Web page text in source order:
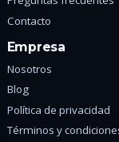
Contacto
Empresa
Nosotros
Blog
Política de privacidad
Términos y